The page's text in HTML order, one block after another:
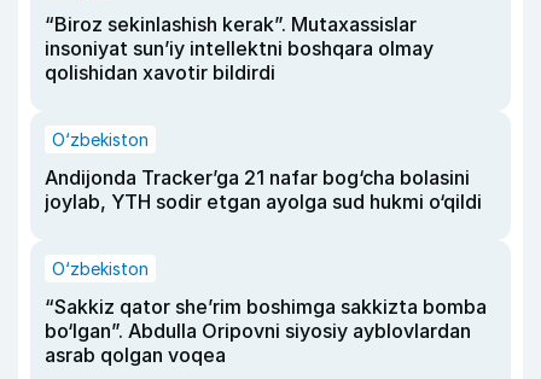
“Biroz sekinlashish kerak”. Mutaxassislar
insoniyat sun’iy intellektni boshqara olmay
qolishidan xavotir bildirdi
O‘zbekiston
Andijonda Tracker’ga 21 nafar bog‘cha bolasini
joylab, YTH sodir etgan ayolga sud hukmi o‘qildi
O‘zbekiston
“Sakkiz qator she’rim boshimga sakkizta bomba
bo‘lgan”. Abdulla Oripovni siyosiy ayblovlardan
asrab qolgan voqea